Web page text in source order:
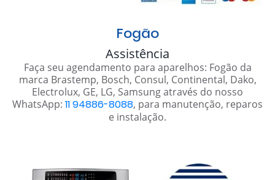
Fogão
Assistência
Faça seu agendamento para aparelhos: Fogão da
marca Brastemp, Bosch, Consul, Continental, Dako,
Electrolux, GE, LG, Samsung através do nosso
WhatsApp: 11 94886-8088, para manutenção, reparos
e instalação.